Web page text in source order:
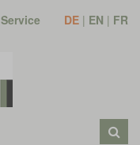
Service DE | EN | FR